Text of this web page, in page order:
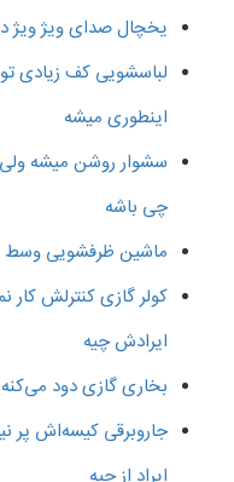
یخچال صدای ویژ ویژ
لباسشویی کف زیادی
اینطوری میشه
سشوار روشن میشه ولی
چی باشه
ماشین ظرفشویی وسط
کولر گازی کنترلش کار
ایرادش چیه
بخاری گازی دود می‌کنه
جاروبرقی کیسه‌اش پر